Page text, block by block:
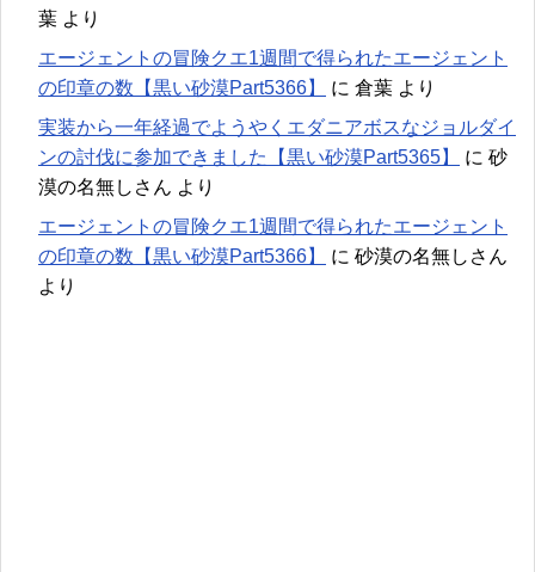
葉 より
エージェントの冒険クエ1週間で得られたエージェント
の印章の数【黒い砂漠Part5366】
に 倉葉 より
実装から一年経過でようやくエダニアボスなジョルダイ
ンの討伐に参加できました【黒い砂漠Part5365】
に 砂
漠の名無しさん より
エージェントの冒険クエ1週間で得られたエージェント
の印章の数【黒い砂漠Part5366】
に 砂漠の名無しさん
より